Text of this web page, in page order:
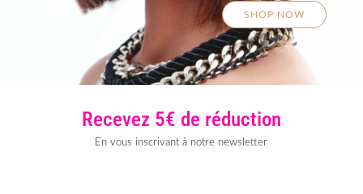
SHOP NOW
Recevez 5€ de réduction
En vous inscrivant à notre newsletter